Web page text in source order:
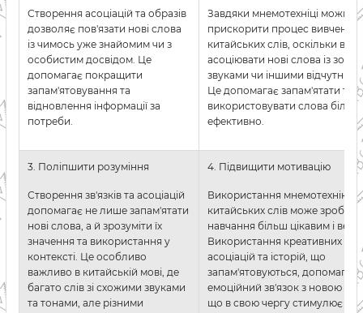
Створення асоціацій та образів
дозволяє пов'язати нові слова
із чимось уже знайомим чи з
особистим досвідом. Це
допомагає покращити
запам'ятовування та
відновлення інформації за
потреби.
Завдяки мнемотехніці можна
прискорити процес вивчення
китайських слів, оскільки
асоціювати нові слова із
звуками чи іншими
Це допомагає запам'ятати та
використовувати слова більш
ефективно.
3. Поліпшити розуміння
Створення зв'язків та асоціацій
допомагає не лише запам'ятати
нові слова, а й зрозуміти їх
значення та використання у
контексті. Це особливо
важливо в китайській мові, де
багато слів зі схожими звуками
та тонами, але різними
4. Підвищити мотивацію
Використання мнемотехніки
китайських слів може
навчання більш цікавим і
Використання креативних
асоціацій та історій, що
запам'ятовуються, допомагає
емоційний зв'язок з новою
що в свою чергу стимулює